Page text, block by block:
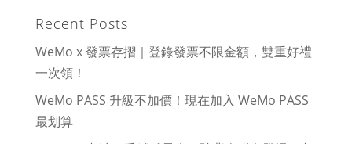
Recent Posts
WeMo x 發票存摺｜登錄發票不限金額，雙重好禮
一次領！
WeMo PASS 升級不加價！現在加入 WeMo PASS
最划算